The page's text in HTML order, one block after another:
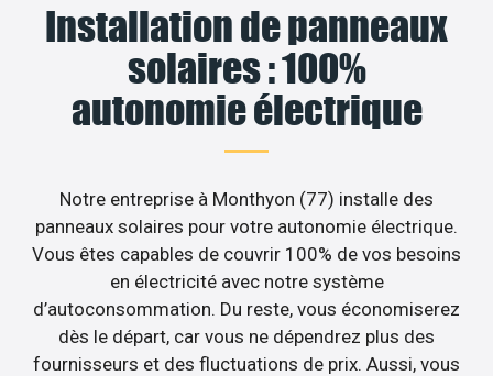
Installation de panneaux
solaires : 100%
autonomie électrique
Notre entreprise à Monthyon (77) installe des
panneaux solaires pour votre autonomie électrique.
Vous êtes capables de couvrir 100% de vos besoins
en électricité avec notre système
d’autoconsommation. Du reste, vous économiserez
dès le départ, car vous ne dépendrez plus des
fournisseurs et des fluctuations de prix. Aussi, vous